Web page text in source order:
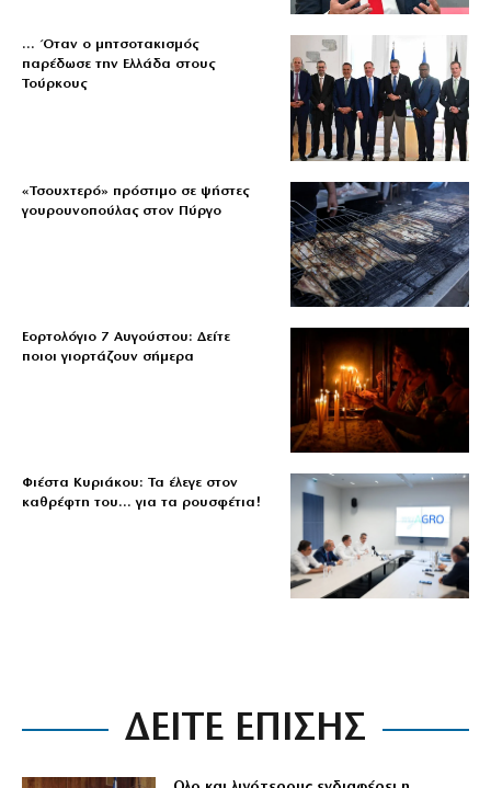
… Όταν ο μητσοτακισμός
παρέδωσε την Ελλάδα στους
Τούρκους
«Τσουχτερό» πρόστιμο σε ψήστες
γουρουνοπούλας στον Πύργο
Εορτολόγιο 7 Αυγούστου: Δείτε
ποιοι γιορτάζουν σήμερα
Φιέστα Κυριάκου: Τα έλεγε στον
καθρέφτη του… για τα ρουσφέτια!
ΔΕΙΤΕ ΕΠΙΣΗΣ